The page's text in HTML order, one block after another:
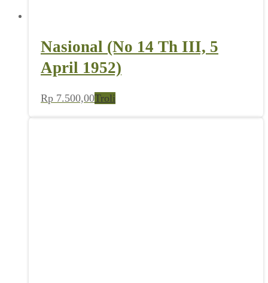
Nasional (No 14 Th III, 5
April 1952)
Rp 7.500,00Troli